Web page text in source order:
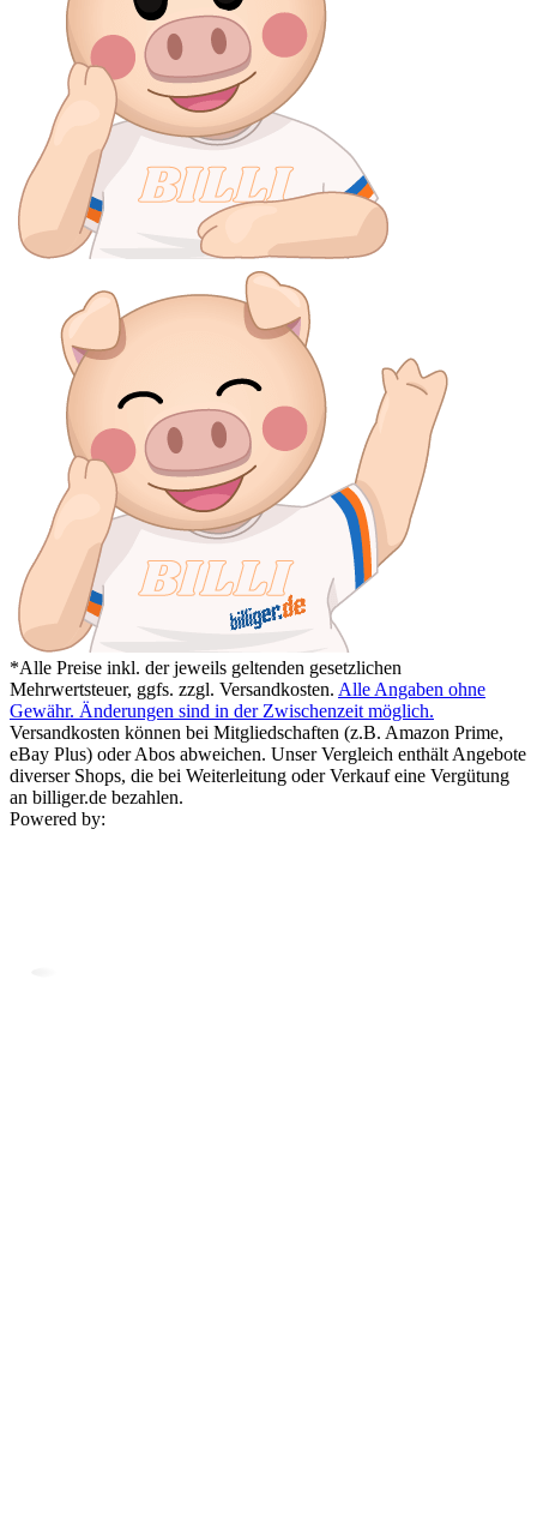
*Alle Preise inkl. der jeweils geltenden gesetzlichen
Mehrwertsteuer, ggfs. zzgl. Versandkosten. Alle Angaben ohne
Gewähr. Änderungen sind in der Zwischenzeit möglich.
Versandkosten können bei Mitgliedschaften (z.B. Amazon Prime,
eBay Plus) oder Abos abweichen. Unser Vergleich enthält Angebote
diverser Shops, die bei Weiterleitung oder Verkauf eine Vergütung
an billiger.de bezahlen.
Powered by: